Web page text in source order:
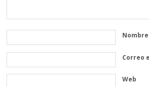
Correo
Web